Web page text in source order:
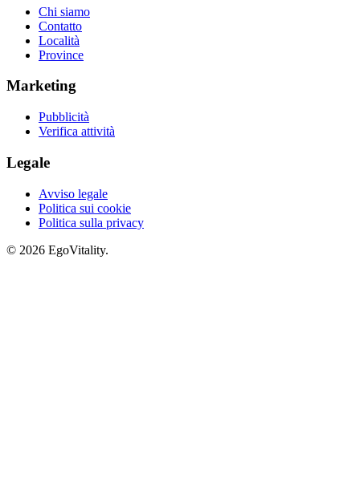
Chi siamo
Contatto
Località
Province
Marketing
Pubblicità
Verifica attività
Legale
Avviso legale
Politica sui cookie
Politica sulla privacy
© 2026 EgoVitality.